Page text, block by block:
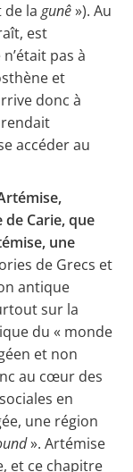
de lagunê»). Au
est
pas à
et
donc à
accéder au
Carie, que
une
de Grecs et
antique
sur la
du « monde
et non
au cœur des
en
une région
». Artémise
et ce chapitre